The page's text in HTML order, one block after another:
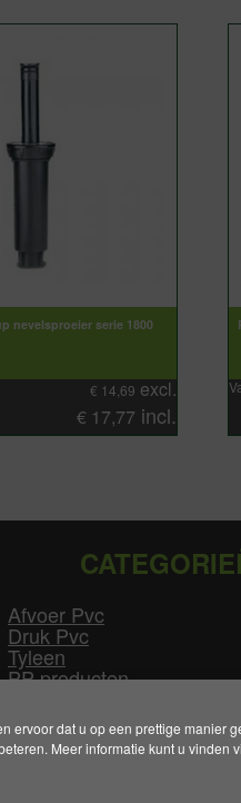
ervoor dat u op een prettige manier
Meer informatie kunt u vinden
nevelsproeier serie 1800
€ 14,69 excl.
€ 17,77 incl.
Afvoer Pvc
Druk Pvc
Tyleen
PP producten
GLW producten